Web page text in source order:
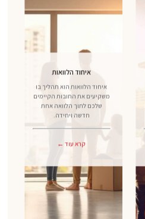
איחוד הלוואות
איחוד הלוואות הוא תהליך בו
משקיעים את החובות הקיימים
שלכם לתוך הלוואה אחת
חדשה ויחידה.
קרא עוד ←